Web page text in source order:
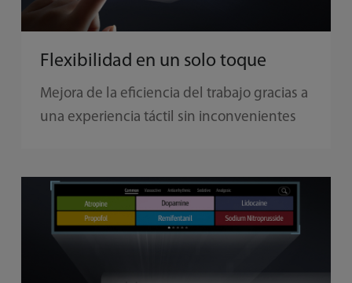
Flexibilidad en un solo toque
Mejora de la eficiencia del trabajo gracias a
una experiencia táctil sin inconvenientes